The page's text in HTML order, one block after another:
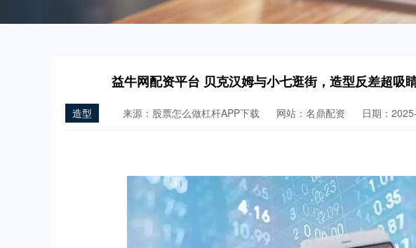
益牛网配资平台 贝克汉姆与小七逛街，造型反差超吸
造型 来源：股票怎么做杠杆APP下载 网站：名鼎配资 日期：